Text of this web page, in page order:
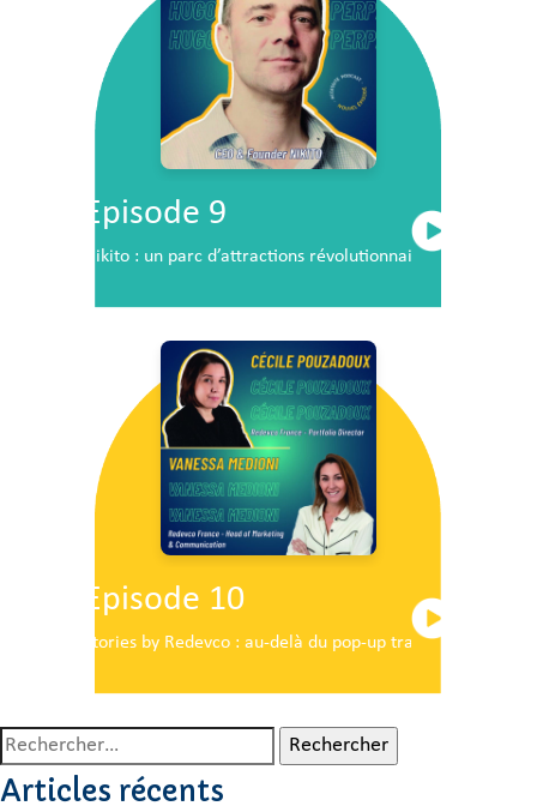
Episode 9
Nikito : un parc d’attractions révolutionnaire en plein
Episode 10
Stories by Redevco : au-delà du pop-up traditionnel
Rechercher :
Articles récents